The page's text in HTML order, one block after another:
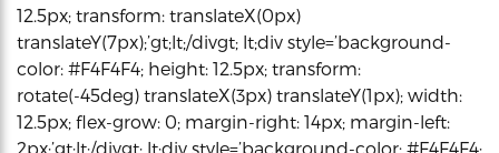
12.5px; transform: translateX(0px)
translateY(7px);’gt;lt;/divgt; lt;div style=’background-
color: #F4F4F4; height: 12.5px; transform:
rotate(-45deg) translateX(3px) translateY(1px); width:
12.5px; flex-grow: 0; margin-right: 14px; margin-left:
2px;’gt;lt;/divgt; lt;div style=’background-color: #F4F4F4;